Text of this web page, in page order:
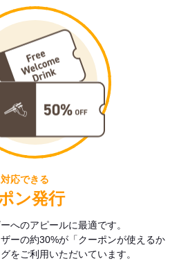
応できる
ン発行
へのアピールに最適です。
ーの約30%が「クーポンが使えるか
をご利用いただいています。